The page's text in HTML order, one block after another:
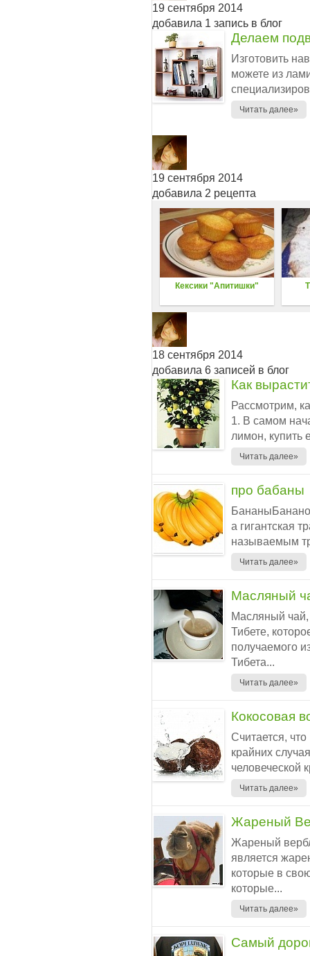
19 сентября 2014
добавила 1 запись в блог
Делаем
Изготовить
можете из
Читать далее»
19 сентября 2014
добавила 2 рецепта
Кексики "Апитишки"
18 сентября 2014
добавила 6 записей в блог
Как
Рассмотрим,
1. В самом
лимон, купить
Читать далее»
про бабаны
а гигантская
называемым
Читать далее»
Масляный
Масляный чай,
Тибете,
получаемого
Тибета...
Читать далее»
Кокосовая
Считается,
крайних
человеческой
Читать далее»
Жареный
Жареный
является
которые в
которые...
Читать далее»
Самый